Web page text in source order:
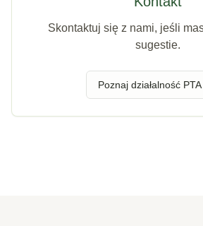
Skontaktuj się z nami, jeśli
sugestie.
Poznaj działalność PTA